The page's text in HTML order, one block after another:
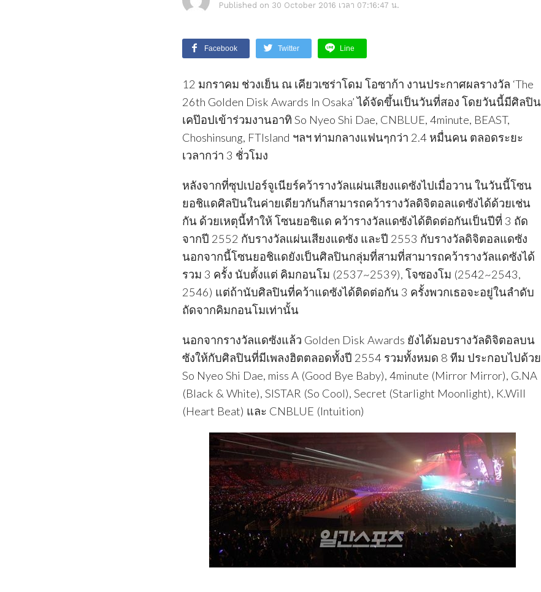
Published on 30 October 2016 เวลา 07:16:47 น.
Facebook Twitter Line
12 มกราคม ช่วงเย็น ณ เคียวเซร่าโดม โอซาก้า งานประกาศผลรางวัล ‘The
26th Golden Disk Awards In Osaka’ ได้จัดขึ้นเป็นวันที่สอง โดยวันนี้มีศิลปิน
เคป๊อปเข้าร่วมงานอาทิ So Nyeo Shi Dae, CNBLUE, 4minute, BEAST,
Choshinsung, FTIsland ฯลฯ ท่ามกลางแฟนๆกว่า 2.4 หมื่นคน ตลอดระยะ
เวลากว่า 3 ชั่วโมง
หลังจากที่ซุปเปอร์จูเนียร์คว้ารางวัลแผ่นเสียงแดซังไปเมื่อวาน ในวันนี้โซน
ยอชิแดศิลปินในค่ายเดียวกันก็สามารถคว้ารางวัลดิจิตอลแดซังได้ด้วยเช่น
กัน ด้วยเหตุนี้ทำให้ โซนยอชิแด คว้ารางวัลแดซังได้ติดต่อกันเป็นปีที่ 3 ถัด
จากปี 2552 กับรางวัลแผ่นเสียงแดซัง และปี 2553 กับรางวัลดิจิตอลแดซัง
นอกจากนี้โซนยอชิแดยังเป็นศิลปินกลุ่มที่สามที่สามารถคว้ารางวัลแดซังได้
รวม 3 ครั้ง นับตั้งแต่ คิมกอนโม (2537~2539), โจซองโม (2542~2543,
2546) แต่ถ้านับศิลปินที่คว้าแดซังได้ติดต่อกัน 3 ครั้งพวกเธอจะอยู่ในลำดับ
ถัดจากคิมกอนโมเท่านั้น
นอกจากรางวัลแดซังแล้ว Golden Disk Awards ยังได้มอบรางวัลดิจิตอลบน
ซังให้กับศิลปินที่มีเพลงฮิตตลอดทั้งปี 2554 รวมทั้งหมด 8 ทีม ประกอบไปด้วย
So Nyeo Shi Dae, miss A (Good Bye Baby), 4minute (Mirror Mirror), G.NA
(Black & White), SISTAR (So Cool), Secret (Starlight Moonlight), K.Will
(Heart Beat) และ CNBLUE (Intuition)